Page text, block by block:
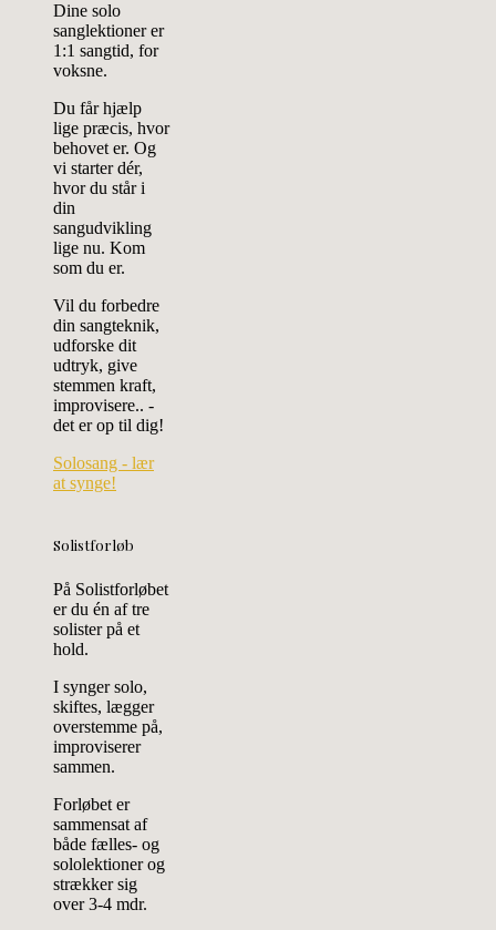
Dine solo
sanglektioner er
1:1 sangtid, for
voksne.
Du får hjælp
lige præcis, hvor
behovet er. Og
vi starter dér,
hvor du står i
din
sangudvikling
lige nu. Kom
som du er.
Vil du forbedre
din sangteknik,
udforske dit
udtryk, give
stemmen kraft,
improvisere.. -
det er op til dig!
Solosang - lær
at synge!
Solistforløb
På Solistforløbet
er du én af tre
solister på et
hold.
I synger solo,
skiftes, lægger
overstemme på,
improviserer
sammen.
Forløbet er
sammensat af
både fælles- og
sololektioner og
strækker sig
over 3-4 mdr.